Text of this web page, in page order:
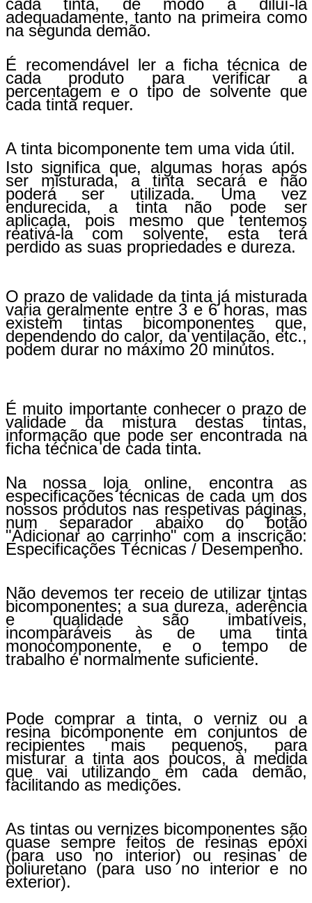
adequadamente, tanto na primeira como
na segunda demão.
É recomendável ler a ficha técnica de
cada produto para verificar a
percentagem e o tipo de solvente que
cada tinta requer.
A tinta bicomponente tem uma vida útil.
Isto significa que, algumas horas após
ser misturada, a tinta secará e não
poderá ser utilizada. Uma vez
endurecida, a tinta não pode ser
aplicada, pois mesmo que tentemos
reativá-la com solvente, esta terá
perdido as suas propriedades e dureza.
O prazo de validade da tinta já misturada
varia geralmente entre 3 e 6 horas, mas
existem tintas bicomponentes que,
dependendo do calor, da ventilação, etc.,
podem durar no máximo 20 minutos.
É muito importante conhecer o prazo de
validade da mistura destas tintas,
informação que pode ser encontrada na
ficha técnica de cada tinta.
Na nossa loja online, encontra as
especificações técnicas de cada um dos
nossos produtos nas respetivas páginas,
num separador abaixo do botão
"Adicionar ao carrinho" com a inscrição:
Especificações Técnicas / Desempenho.
Não devemos ter receio de utilizar tintas
bicomponentes; a sua dureza, aderência
e qualidade são imbatíveis,
incomparáveis ​​às de uma tinta
monocomponente, e o tempo de
trabalho é normalmente suficiente.
Pode comprar a tinta, o verniz ou a
resina bicomponente em conjuntos de
recipientes mais pequenos, para
misturar a tinta aos poucos, à medida
que vai utilizando em cada demão,
facilitando as medições.
As tintas ou vernizes bicomponentes são
quase sempre feitos de resinas epóxi
(para uso no interior) ou resinas de
poliuretano (para uso no interior e no
exterior).